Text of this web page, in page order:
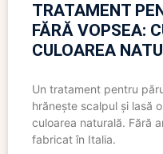
TRATAMENT
FĂRĂ VOPSEA:
CULOAREA
Un tratament pentru
hrănește scalpul și lasă
culoarea naturală. Fără
fabricat în Italia.